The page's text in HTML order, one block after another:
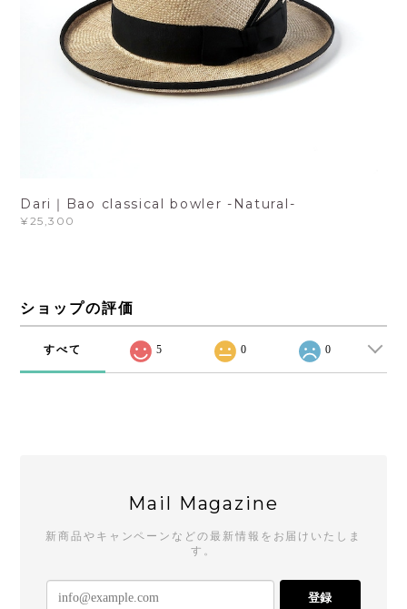
Dari｜Bao classical bowler -Natural-
¥25,300
ショップの評価
すべて 5 0 0
Mail Magazine
新商品やキャンペーンなどの最新情報をお届けいたしま
す。
登録